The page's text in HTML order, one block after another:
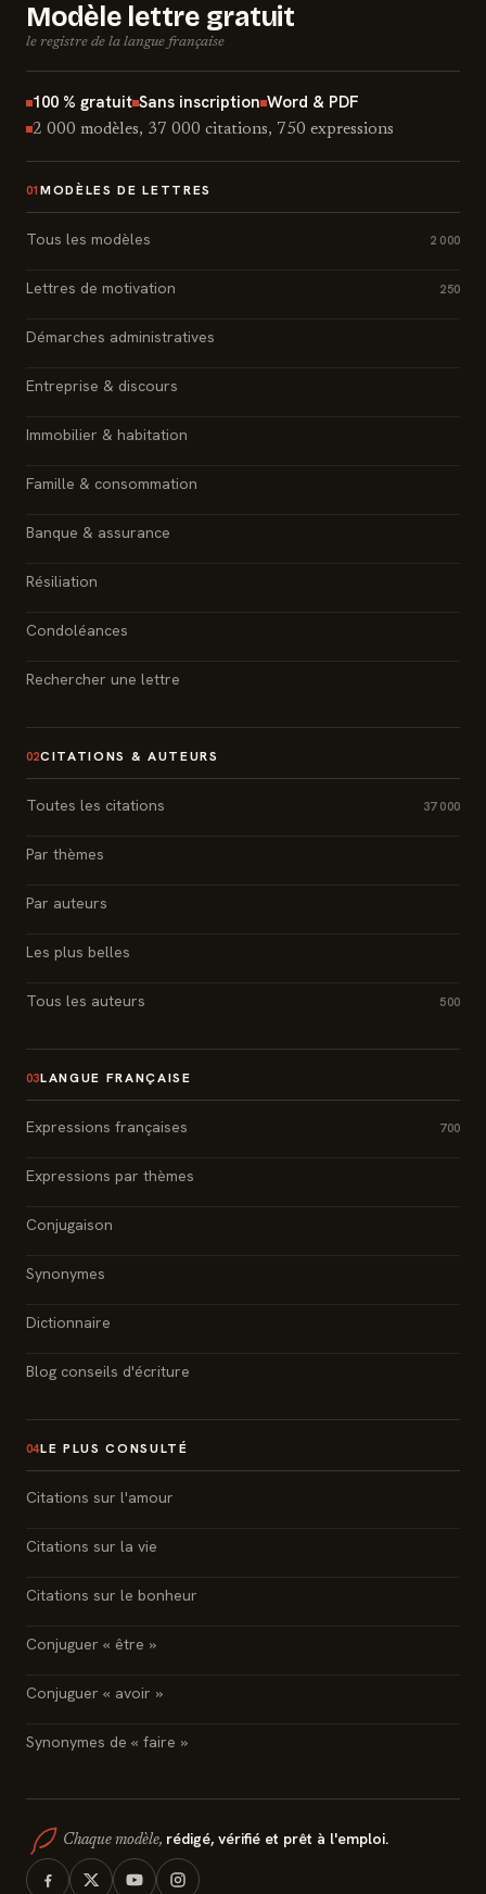
Modèle lettre gratuit
le registre de la langue française
100 % gratuit Sans inscription Word & PDF
2 000 modèles, 37 000 citations, 750 expressions
01 MODÈLES DE LETTRES
Tous les modèles 2 000
Lettres de motivation 250
Démarches administratives
Entreprise & discours
Immobilier & habitation
Famille & consommation
Banque & assurance
Résiliation
Condoléances
Rechercher une lettre
02CITATIONS & AUTEURS
Toutes les citations 37 000
Par thèmes
Par auteurs
Les plus belles
Tous les auteurs 500
03LANGUE FRANÇAISE
Expressions françaises 700
Expressions par thèmes
Conjugaison
Synonymes
Dictionnaire
Blog conseils d'écriture
04LE PLUS CONSULTÉ
Citations sur l'amour
Citations sur la vie
Citations sur le bonheur
Conjuguer « être »
Conjuguer « avoir »
Synonymes de « faire »
Chaque modèle, rédigé, vérifié et prêt à l'emploi.